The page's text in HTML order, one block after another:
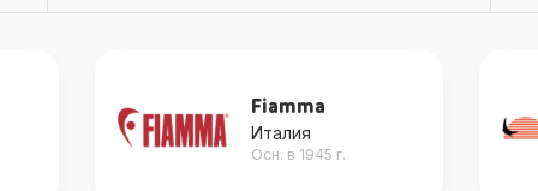
Fiamma
Италия